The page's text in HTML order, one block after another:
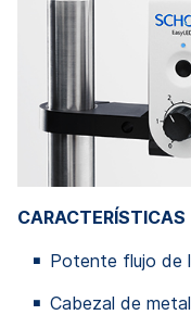
CARACTERÍSTICAS
Potente flujo de
Cabezal de